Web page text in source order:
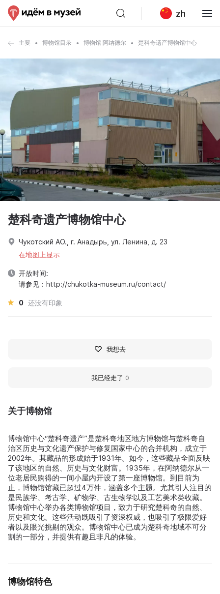
zh
主要 博物馆目录 博物馆 阿纳德尔 楚科奇遗产博物馆中心
关于博物馆
博物馆中心“楚科奇遗产”是楚科奇地区地方博物馆与楚科奇自
治区历史与文化遗产保护与修复国家中心的合并机构，成立于
2002年。其藏品的形成始于1931年。如今，这些藏品全面反映
了该地区的自然、历史与文化财富。1935年，在阿纳德尔从一
位老居民购得的一间小屋内开设了第一座博物馆。到目前为
止，博物馆馆藏已超过4万件，涵盖多个主题。尤其引人注目的
是民族学、考古学、矿物学、古生物学以及工艺美术类收藏。
博物馆中心举办各类博物馆项目，致力于研究楚科奇的自然、
历史和文化。这些活动既吸引了资深权威，也吸引了极限爱好
者以及眼光挑剔的观众。博物馆中心已成为楚科奇地域不可分
割的一部分，并提供有趣且非凡的体验。
博物馆特色
楚科奇遗产博物馆中心
Чукотский АО., г. Анадырь, ул. Ленина, д. 23
在地图上显示
开放时间:
请参见：http://chukotka-museum.ru/contact/
0 还没有印象
我想去
我已经走了 0